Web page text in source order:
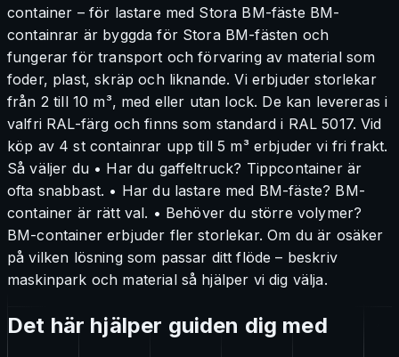
container – för lastare med Stora BM-fäste BM-
containrar är byggda för Stora BM-fästen och
fungerar för transport och förvaring av material som
foder, plast, skräp och liknande. Vi erbjuder storlekar
från 2 till 10 m³, med eller utan lock. De kan levereras i
valfri RAL-färg och finns som standard i RAL 5017. Vid
köp av 4 st containrar upp till 5 m³ erbjuder vi fri frakt.
Så väljer du • Har du gaffeltruck? Tippcontainer är
ofta snabbast. • Har du lastare med BM-fäste? BM-
container är rätt val. • Behöver du större volymer?
BM-container erbjuder fler storlekar. Om du är osäker
på vilken lösning som passar ditt flöde – beskriv
maskinpark och material så hjälper vi dig välja.
Det här hjälper guiden dig med